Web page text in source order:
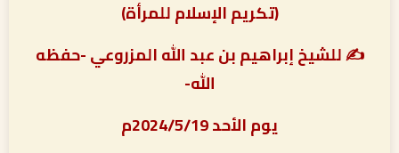
(تكريم الإسلام للمرأة)
✍ للشيخ إبراهيم بن عبد الله المزروعي -حفظه
الله-
يوم الأحد 2024/5/19م